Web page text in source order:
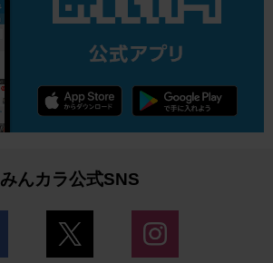
みんカラ公式SNS